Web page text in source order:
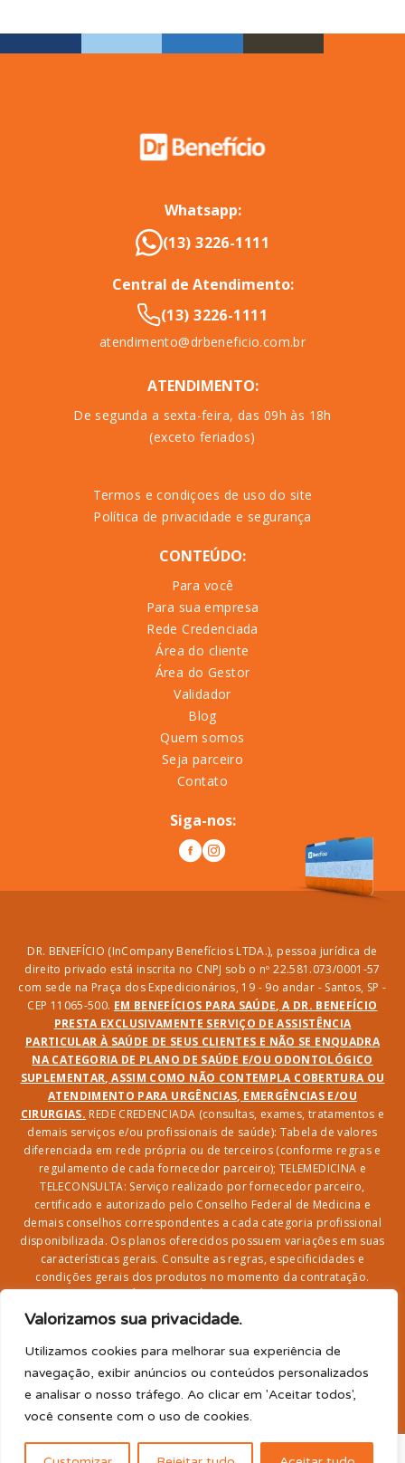
Valorizamos sua privacidade.
Utilizamos cookies para melhorar sua experiência de
navegação, exibir anúncios ou conteúdos personalizados
e analisar o nosso tráfego. Ao clicar em 'Aceitar todos',
você consente com o uso de cookies.
Whatsapp:
(13) 3226-1111
Central de Atendimento:
(13) 3226-1111
atendimento@drbeneficio.com.br
ATENDIMENTO:
De segunda a sexta-feira, das 09h às 18h
(exceto feriados)
Termos e condiçoes de uso do site
Política de privacidade e segurança
CONTEÚDO:
Para você
Para sua empresa
Rede Credenciada
Área do cliente
Área do Gestor
Validador
Blog
Quem somos
Seja parceiro
Contato
Siga-nos:
DR. BENEFÍCIO (InCompany Benefícios LTDA.), pessoa jurídica de
direito privado está inscrita no CNPJ sob o nº 22.581.073/0001-57
com sede na Praça dos Expedicionários, 19 - 9o andar - Santos, SP -
CEP 11065-500. EM BENEFÍCIOS PARA SAÚDE, A DR. BENEFÍCIO
PRESTA EXCLUSIVAMENTE SERVIÇO DE ASSISTÊNCIA
PARTICULAR À SAÚDE DE SEUS CLIENTES E NÃO SE ENQUADRA
NA CATEGORIA DE PLANO DE SAÚDE E/OU ODONTOLÓGICO
SUPLEMENTAR, ASSIM COMO NÃO CONTEMPLA COBERTURA OU
ATENDIMENTO PARA URGÊNCIAS, EMERGÊNCIAS E/OU
CIRURGIAS. REDE CREDENCIADA (consultas, exames, tratamentos e
demais serviços e/ou profissionais de saúde): Tabela de valores
diferenciada em rede própria ou de terceiros (conforme regras e
regulamento de cada fornecedor parceiro); TELEMEDICINA e
TELECONSULTA: Serviço realizado por fornecedor parceiro,
certificado e autorizado pelo Conselho Federal de Medicina e
demais conselhos correspondentes a cada categoria profissional
disponibilizada. Os planos oferecidos possuem variações em suas
características gerais. Consulte as regras, especificidades e
condições gerais dos produtos no momento da contratação.
serviços na rede credenciada;SEGURO DE VIDA, ACIDENTES
PESSOAIS, ASSISTÊNCIA FUNERAL 24H, ASSISTÊNCIA
RESIDENCIAL E SORTEIO: Produto com registro SUSEP
garantido pela SEGUROS SURA (CNPJ sob o nº
adesão/elegibilidade de 64 anos (titular) e carência de 60
para utilização.
2026© Dr. Benefício - Todos os direitos reservados